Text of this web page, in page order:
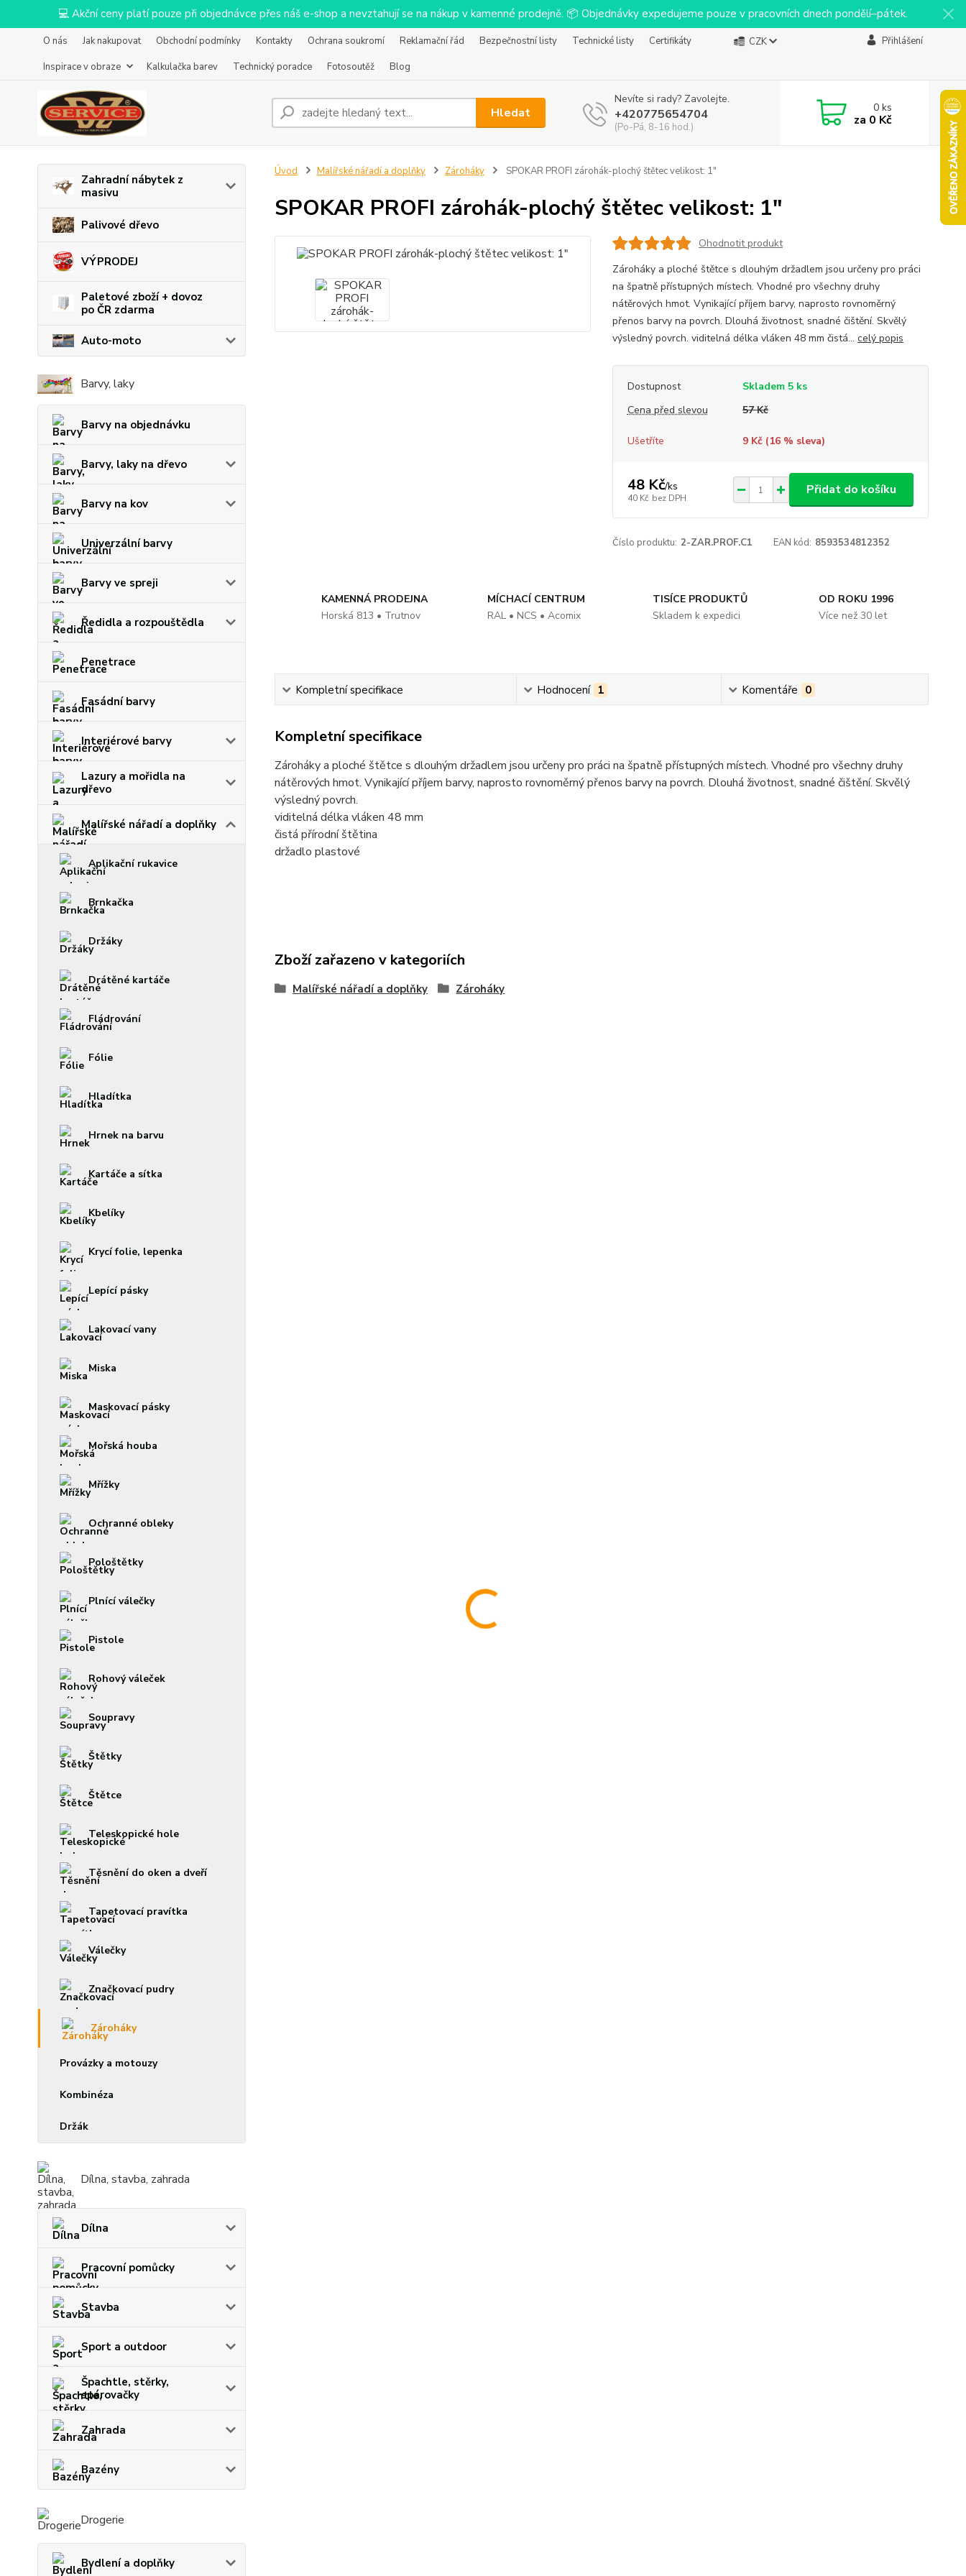
💻 Akční ceny platí pouze při objednávce přes náš e-shop a nevztahují se na nákup v kamenné prodejně. 📦 Objednávky expedujeme pouze v pracovních dnech pondělí–pátek.
O nás Jak nakupovat Obchodní podmínky Kontakty Ochrana soukromí Reklamační řád Bezpečnostní listy Technické listy
Certifikáty
Inspirace v obraze
Kalkulačka barev Technický poradce Fotosoutěž Blog
CZK Přihlášení
Hledat
Nevíte si rady? Zavolejte.
+420775654704
(Po-Pá, 8-16 hod.)
0ks
za 0 Kč
Zahradní nábytek z
masivu
Palivové dřevo
VÝPRODEJ
Paletové zboží + dovoz
po ČR zdarma
Auto-moto
Barvy, laky
Barvy na objednávku
Barvy, laky na dřevo
Barvy na kov
Univerzální barvy
Barvy ve spreji
Ředidla a rozpouštědla
Penetrace
Fasádní barvy
Interiérové barvy
Lazury a mořidla na
dřevo
Malířské nářadí a doplňky
Aplikační rukavice
Brnkačka
Držáky
Drátěné kartáče
Fládrování
Fólie
Hladítka
Hrnek na barvu
Kartáče a sítka
Kbelíky
Krycí folie, lepenka
Lepící pásky
Lakovací vany
Miska
Maskovací pásky
Mořská houba
Mřížky
Ochranné obleky
Pološtětky
Plnící válečky
Pistole
Rohový váleček
Soupravy
Štětky
Štětce
Teleskopické hole
Těsnění do oken a dveří
Tapetovací pravítka
Válečky
Značkovací pudry
Zároháky
Provázky a motouzy
Kombinéza
Držák
Dílna, stavba, zahrada
Dílna
Pracovní pomůcky
Stavba
Sport a outdoor
Špachtle, stěrky,
spárovačky
Zahrada
Bazény
Drogerie
Bydlení a doplňky
Úvod Malířské nářadí a doplňky Zároháky SPOKAR PROFI zárohák-plochý štětec velikost: 1"
SPOKAR PROFI zárohák-plochý štětec velikost: 1"
Ohodnotit produkt
Zároháky a ploché štětce s dlouhým držadlem jsou určeny pro práci
na špatně přístupných místech. Vhodné pro všechny druhy
nátěrových hmot. Vynikající příjem barvy, naprosto rovnoměrný
přenos barvy na povrch. Dlouhá životnost, snadné čištění. Skvělý
výsledný povrch. viditelná délka vláken 48 mm čistá... celý popis
Dostupnost
Skladem 5 ks
Cena před slevou
57 Kč
Ušetříte 9 Kč (16% sleva)
48 Kč/ks
40 Kč bez DPH
Přidat do košíku
Číslo produktu: 2-ZAR.PROF.C1 EAN kód: 8593534812352
KAMENNÁ PRODEJNA
Horská 813 • Trutnov
MÍCHACÍ CENTRUM
RAL • NCS • Acomix
TISÍCE PRODUKTŮ
Skladem k expedici
OD ROKU 1996
Více než 30 let
Kompletní specifikace Hodnocení 1 Komentáře 0
Kompletní specifikace
Zároháky a ploché štětce s dlouhým držadlem jsou určeny pro práci na špatně přístupných místech. Vhodné pro všechny druhy
nátěrových hmot. Vynikající příjem barvy, naprosto rovnoměrný přenos barvy na povrch. Dlouhá životnost, snadné čištění. Skvělý
výsledný povrch.
viditelná délka vláken 48 mm
čistá přírodní štětina
držadlo plastové
Zboží zařazeno v kategoriích
Malířské nářadí a doplňky Zároháky